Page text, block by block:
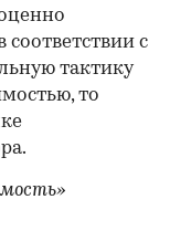
соответствии с
тактику
то